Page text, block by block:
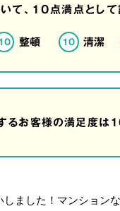
て、10点満点として
10 整頓 10 清潔
るお客様の満足度は
ました！マンション